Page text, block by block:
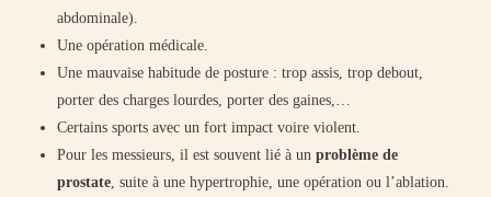
abdominale).
Une opération médicale.
Une mauvaise habitude de posture : trop assis, trop debout,
porter des charges lourdes, porter des gaines,…
Certains sports avec un fort impact voire violent.
Pour les messieurs, il est souvent lié à unproblème de
prostate , suite à une hypertrophie, une opération ou l’ablation.